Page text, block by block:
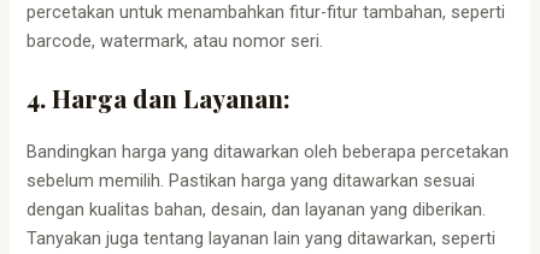
percetakan untuk menambahkan fitur-fitur tambahan, seperti
barcode, watermark, atau nomor seri.
4. Harga dan Layanan:
Bandingkan harga yang ditawarkan oleh beberapa percetakan
sebelum memilih. Pastikan harga yang ditawarkan sesuai
dengan kualitas bahan, desain, dan layanan yang diberikan.
Tanyakan juga tentang layanan lain yang ditawarkan, seperti